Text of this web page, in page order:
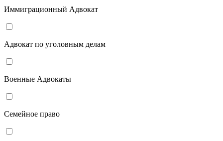
Иммиграционный Адвокат
Адвокат по уголовным делам
Военные Адвокаты
Семейное право